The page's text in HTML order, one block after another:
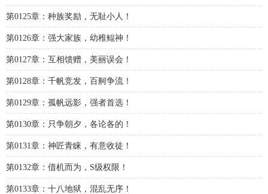
第0125章：种族奖励，无耻小人！
第0126章：强大家族，幼稚鲲神！
第0127章：互相馈赠，美丽误会！
第0128章：千帆竞发，百舸争流！
第0129章：孤帆远影，强者首选！
第0130章：只争朝夕，各论各的！
第0131章：神匠青睐，有意收徒！
第0132章：借机而为，S级权限！
第0133章：十八地狱，混乱无序！